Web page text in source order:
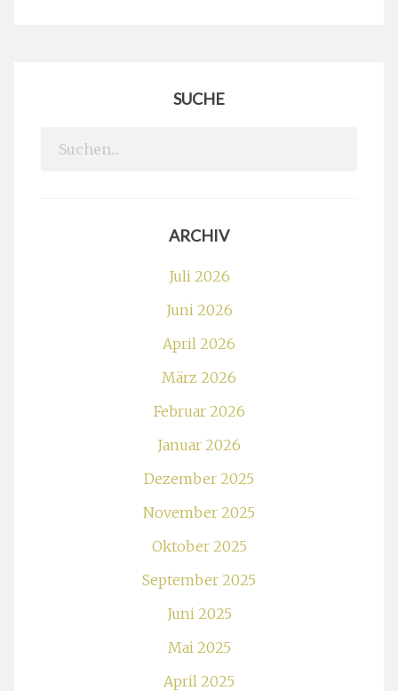
SUCHE
Search
ARCHIV
Juli 2026
Juni 2026
April 2026
März 2026
Februar 2026
Januar 2026
Dezember 2025
November 2025
Oktober 2025
September 2025
Juni 2025
Mai 2025
April 2025